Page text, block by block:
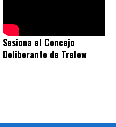
Sesiona el Concejo
Deliberante de Trelew